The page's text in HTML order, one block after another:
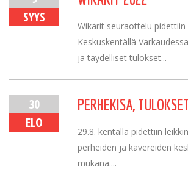
SYYS
Wikärit seuraottelu pidettiin
Keskuskentällä
ja täydelliset tulokset...
30
ELO
PERHEKISA, TULOKSET
29.8. kentällä pidettiin
perheiden ja kavereiden
mukana....